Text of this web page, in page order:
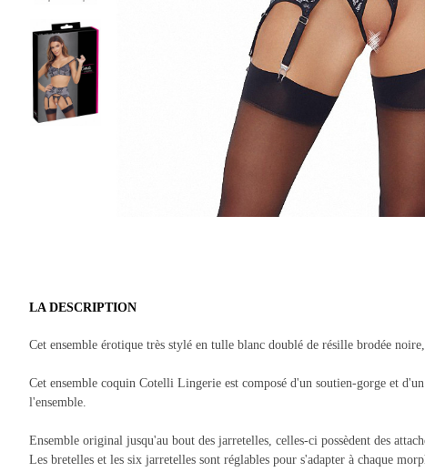
LA DESCRIPTION
Cet ensemble érotique très stylé en tulle blanc doublé de résille brodée
Cet ensemble coquin Cotelli Lingerie est composé d'un soutien-gorge et
l'ensemble.
Ensemble original jusqu'au bout des jarretelles, celles-ci possèdent des
Les bretelles et les six jarretelles sont réglables pour s'adapter à chaque